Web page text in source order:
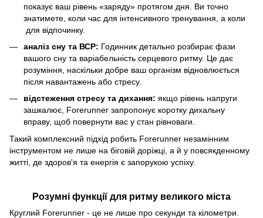
показує ваш рівень «заряду» протягом дня. Ви точно
знатимете, коли час для інтенсивного тренування, а коли
для відпочинку.
аналіз сну та ВСР: Годинник детально розбирає фази
вашого сну та варіабельність серцевого ритму. Це дає
розуміння, наскільки добре ваш організм відновлюється
після навантажень або стресу.
відстеження стресу та дихання: якщо рівень напруги
зашкалює, Forerunner запропонує коротку дихальну
вправу, щоб повернути вас у стан рівноваги.
Такий комплексний підхід робить Forerunner незамінним
інструментом не лише на біговій доріжці, а й у повсякденному
житті, де здоров'я та енергія є запорукою успіху.
Розумні функції для ритму великого міста
Круглий Forerunner - це не лише про секунди та кілометри.